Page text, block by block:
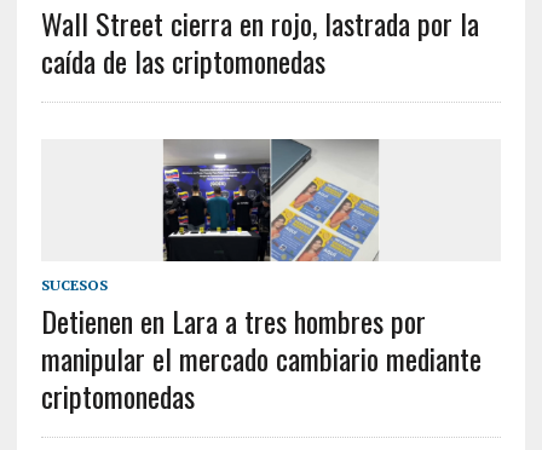
Wall Street cierra en rojo, lastrada por la
caída de las criptomonedas
SUCESOS
Detienen en Lara a tres hombres por
manipular el mercado cambiario mediante
criptomonedas